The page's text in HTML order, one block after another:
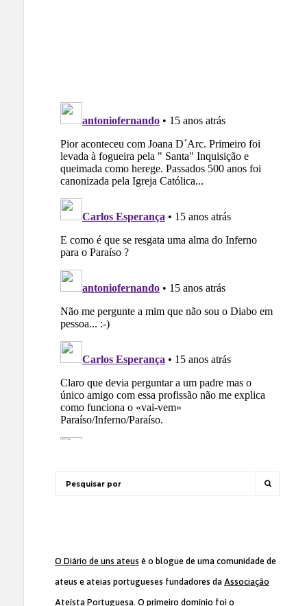
O Diário de uns ateus é o blogue de uma comunidade de
ateus e ateias portugueses fundadores da Associação
Ateísta Portuguesa. O primeiro domínio foi o